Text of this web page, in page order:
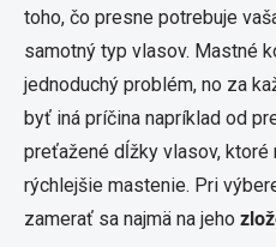
toho, čo presne potrebuje
samotný typ vlasov. Mastné
jednoduchý problém, no za
byť iná príčina napríklad od
preťažené dĺžky vlasov,
rýchlejšie mastenie. Pri
zamerať sa najmä na jeho